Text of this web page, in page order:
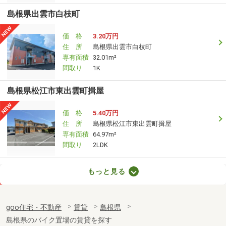
島根県出雲市白枝町
価 格
3.20万円
住 所
島根県出雲市白枝町
専有面積 32.01m²
間取り
1K
島根県松江市東出雲町揖屋
価 格
5.40万円
住 所
島根県松江市東出雲町揖屋
専有面積 64.97m²
間取り
2LDK
専有面積
44.85m²
間取り
2DK
もっと見る
goo住宅・不動産 賃貸
島根県
島根県のバイク置場の賃貸を探す